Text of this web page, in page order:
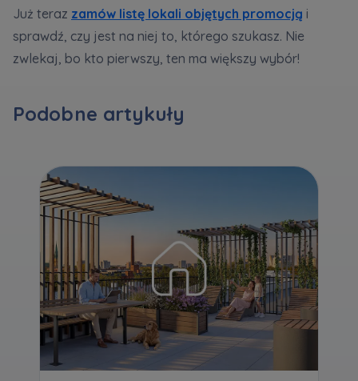
Już teraz zamów listę lokali objętych promocją i
sprawdź, czy jest na niej to, którego szukasz. Nie
zwlekaj, bo kto pierwszy, ten ma większy wybór!
Podobne artykuły
Rozwiń
Zawiadomienia o nabyciu lub posiadaniu znacznego
notyfikacje@murapol.pl
Skontaktuj się z nami